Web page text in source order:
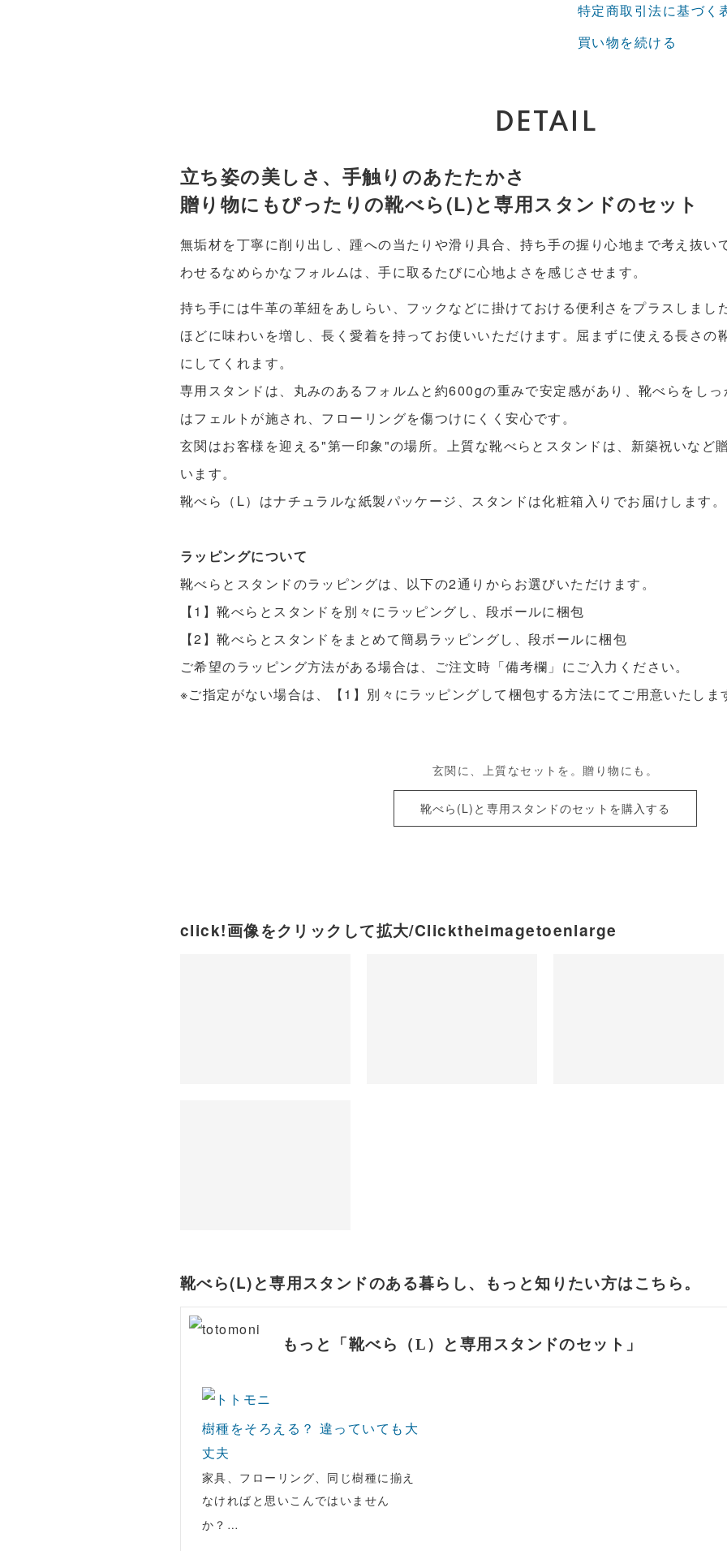
特定商取引法に基づく
買い物を続ける
DETAIL
立ち姿の美しさ、手触りのあたたかさ
贈り物にもぴったりの靴べら(L)と専用スタンドのセット
無垢材を丁寧に削り出し、踵への当たりや滑り具合、持ち手の握り心地まで考え抜い
わせるなめらかなフォルムは、手に取るたびに心地よさを感じさせます。
持ち手には牛革の革紐をあしらい、フックなどに掛けておける便利さをプラスしまし
ほどに味わいを増し、長く愛着を持ってお使いいただけます。屈まずに使える長さの
にしてくれます。
専用スタンドは、丸みのあるフォルムと約600gの重みで安定感があり、靴べらをし
はフェルトが施され、フローリングを傷つけにくく安心です。
玄関はお客様を迎える"第一印象"の場所。上質な靴べらとスタンドは、新築祝いなど
います。
靴べら（L）はナチュラルな紙製パッケージ、スタンドは化粧箱入りでお届けします。
ラッピングについて
靴べらとスタンドのラッピングは、以下の2通りからお選びいただけます。
【1】靴べらとスタンドを別々にラッピングし、段ボールに梱包
【2】靴べらとスタンドをまとめて簡易ラッピングし、段ボールに梱包
ご希望のラッピング方法がある場合は、ご注文時「備考欄」にご入力ください。
※ご指定がない場合は、【1】別々にラッピングして梱包する方法にてご用意いたしま
玄関に、上質なセットを。贈り物にも。
靴べら(L)と専用スタンドのセットを購入する
click!画像をクリックして拡大/Clicktheimagetoenlarge
靴べら(L)と専用スタンドのある暮らし、もっと知りたい方はこちら。
もっと「靴べら（L）と専用スタンドのセット」
樹種をそろえる？ 違っていても大
丈夫
家具、フローリング、同じ樹種に揃え
なければと思いこんではいません
か？…